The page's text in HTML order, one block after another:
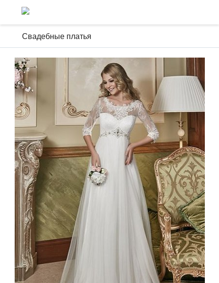
Свадебные платья